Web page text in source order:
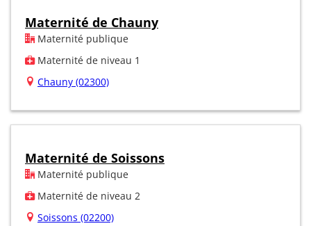
Maternité de Chauny
Maternité publique
Maternité de niveau 1
Chauny (02300)
Maternité de Soissons
Maternité publique
Maternité de niveau 2
Soissons (02200)